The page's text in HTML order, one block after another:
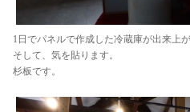
1日でパネルで作成した冷蔵庫が出来上
そして、気を貼ります。
杉板です。